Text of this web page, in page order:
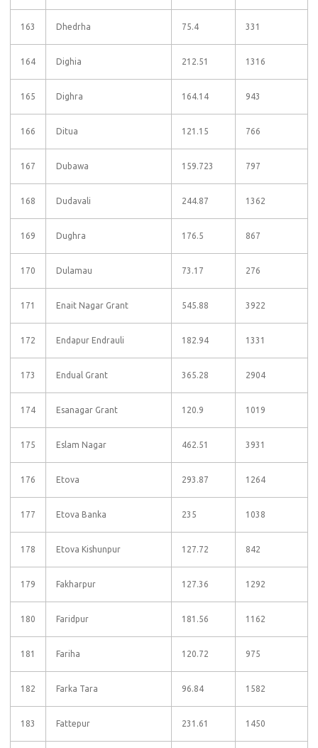
163 Dhedrha 75.4 331
164 Dighia 212.51 1316
165 Dighra 164.14 943
166 Ditua 121.15 766
167 Dubawa 159.723 797
168 Dudavali 244.87 1362
169 Dughra 176.5 867
170 Dulamau 73.17 276
171 Enait Nagar Grant 545.88 3922
172 Endapur Endrauli 182.94 1331
173 Endual Grant 365.28 2904
174 Esanagar Grant 120.9 1019
175 Eslam Nagar 462.51 3931
176 Etova 293.87 1264
177 Etova Banka 235 1038
178 Etova Kishunpur 127.72 842
179 Fakharpur 127.36 1292
180 Faridpur 181.56 1162
181 Fariha 120.72 975
182 Farka Tara 96.84 1582
183 Fattepur 231.61 1450